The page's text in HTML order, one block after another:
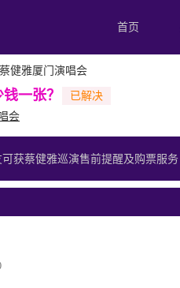
首页
蔡健雅厦门演唱会
一张？
会
获蔡健雅巡演售前提醒及购票服务